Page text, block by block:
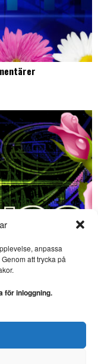
anpassa
att trycka på
för inloggning.